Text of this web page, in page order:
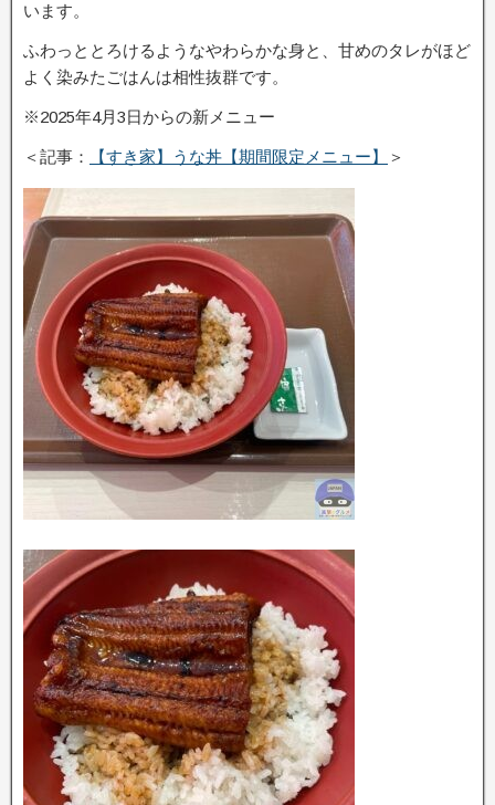
います。
ふわっととろけるようなやわらかな身と、甘めのタレがほど
よく染みたごはんは相性抜群です。
※2025年4月3日からの新メニュー
＜記事： 【すき家】うな丼【期間限定メニュー】 ＞